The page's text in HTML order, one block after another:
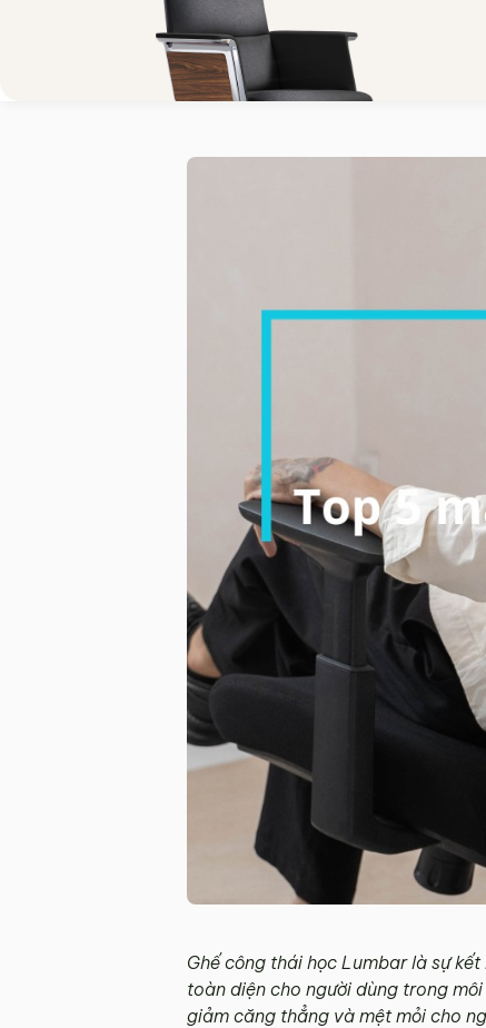
Ghế công thái học Lumbar là sự
toàn diện cho người dùng trong
giảm căng thẳng và mệt mỏi cho